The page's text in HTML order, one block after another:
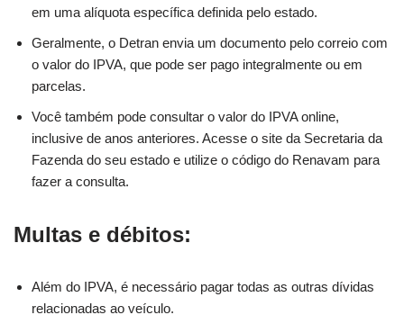
em uma alíquota específica definida pelo estado.
Geralmente, o Detran envia um documento pelo correio com
o valor do IPVA, que pode ser pago integralmente ou em
parcelas.
Você também pode consultar o valor do IPVA online,
inclusive de anos anteriores. Acesse o site da Secretaria da
Fazenda do seu estado e utilize o código do Renavam para
fazer a consulta.
Multas e débitos:
Além do IPVA, é necessário pagar todas as outras dívidas
relacionadas ao veículo.